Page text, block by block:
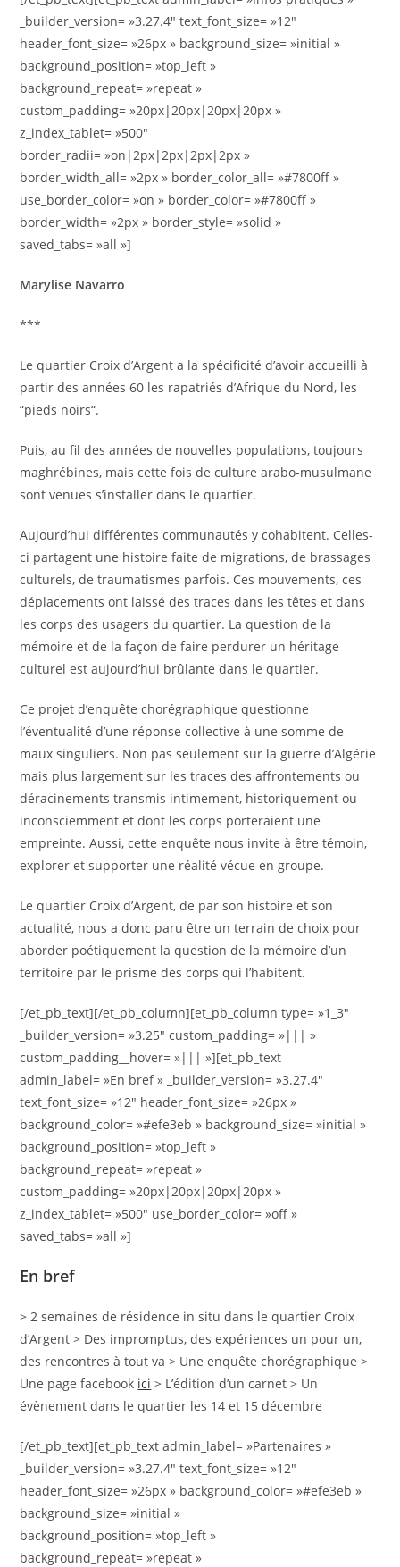
_builder_version= »3.27.4″ text_font_size= »12″
header_font_size= »26px » background_size= »initial »
background_position= »top_left »
background_repeat= »repeat »
custom_padding= »20px|20px|20px|20px »
z_index_tablet= »500″
border_radii= »on|2px|2px|2px|2px »
border_width_all= »2px » border_color_all= »#7800ff »
use_border_color= »on » border_color= »#7800ff »
border_width= »2px » border_style= »solid »
saved_tabs= »all »]
Marylise Navarro
***
Le quartier Croix d’Argent a la spécificité d’avoir accueilli à
partir des années 60 les rapatriés d’Afrique du Nord, les
“pieds noirs“.
Puis, au fil des années de nouvelles populations, toujours
maghrébines, mais cette fois de culture arabo-musulmane
sont venues s’installer dans le quartier.
Aujourd’hui différentes communautés y cohabitent. Celles-
ci partagent une histoire faite de migrations, de brassages
culturels, de traumatismes parfois. Ces mouvements, ces
déplacements ont laissé des traces dans les têtes et dans
les corps des usagers du quartier. La question de la
mémoire et de la façon de faire perdurer un héritage
culturel est aujourd’hui brûlante dans le quartier.
Ce projet d’enquête chorégraphique questionne
l’éventualité d’une réponse collective à une somme de
maux singuliers. Non pas seulement sur la guerre d’Algérie
mais plus largement sur les traces des affrontements ou
déracinements transmis intimement, historiquement ou
inconsciemment et dont les corps porteraient une
empreinte. Aussi, cette enquête nous invite à être témoin,
explorer et supporter une réalité vécue en groupe.
Le quartier Croix d’Argent, de par son histoire et son
actualité, nous a donc paru être un terrain de choix pour
aborder poétiquement la question de la mémoire d’un
territoire par le prisme des corps qui l’habitent.
[/et_pb_text][/et_pb_column][et_pb_column type= »1_3″
_builder_version= »3.25″ custom_padding= »||| »
custom_padding__hover= »||| »][et_pb_text
admin_label= »En bref » _builder_version= »3.27.4″
text_font_size= »12″ header_font_size= »26px »
background_color= »#efe3eb » background_size= »initial »
background_position= »top_left »
background_repeat= »repeat »
custom_padding= »20px|20px|20px|20px »
z_index_tablet= »500″ use_border_color= »off »
saved_tabs= »all »]
En bref
> 2 semaines de résidence in situ dans le quartier Croix
d’Argent > Des impromptus, des expériences un pour un,
des rencontres à tout va > Une enquête chorégraphique >
Une page facebook ici > L’édition d’un carnet > Un
évènement dans le quartier les 14 et 15 décembre
[/et_pb_text][et_pb_text admin_label= »Partenaires »
_builder_version= »3.27.4″ text_font_size= »12″
header_font_size= »26px » background_color= »#efe3eb »
background_size= »initial »
background_position= »top_left »
background_repeat= »repeat »